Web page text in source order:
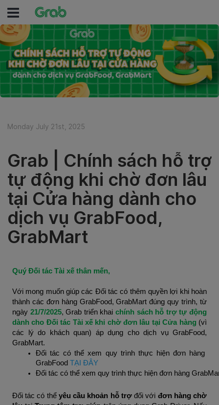
Monday July 21st, 2025
Grab | Chính sách hỗ trợ
tự động khi chờ đơn lâu
tại Cửa hàng dành cho
dịch vụ GrabFood,
GrabMart
Quý Đối tác Tài xế thân mến,
Với mong muốn giúp các Đối tác có thêm quyền lợi khi hoàn
thành các đơn hàng GrabFood, GrabMart đúng quy trình, từ
ngày 21/7/2025, Grab triển khai chính sách hỗ trợ tự động
dành cho Đối tác Tài xế khi chờ đơn lâu tại Cửa hàng (vì
các lý do khách quan) áp dụng cho dịch vụ GrabFood,
GrabMart.
Đối tác có thể xem quy trình thực hiện đơn hàng
GrabFood TẠI ĐÂY
Đối tác có thể xem quy trình thực hiện đơn hàng
Đối tác có thể yêu cầu khoản hỗ trợ đối với đơn hàng chờ